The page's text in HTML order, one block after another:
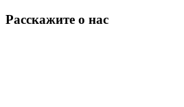
Расскажите о нас